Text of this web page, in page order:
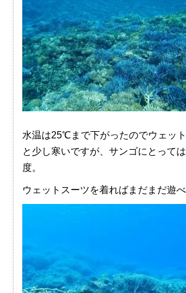
水温は25℃まで下がったのでウェッ
と少し寒いですが、サンゴにとって
度。
ウェットスーツを着ればまだまだ遊べ